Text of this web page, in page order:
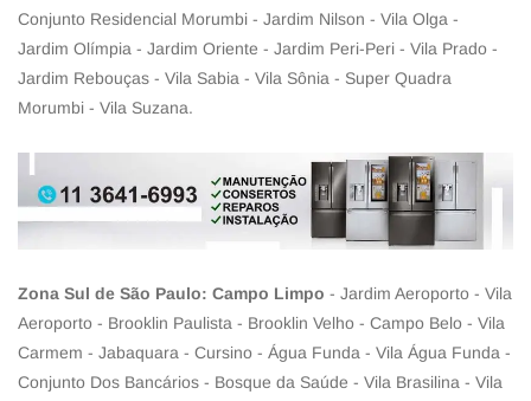
Conjunto Residencial Morumbi - Jardim Nilson - Vila Olga -
Jardim Olímpia - Jardim Oriente - Jardim Peri-Peri - Vila Prado -
Jardim Rebouças - Vila Sabia - Vila Sônia - Super Quadra
Morumbi - Vila Suzana.
Zona Sul de São Paulo: Campo Limpo - Jardim Aeroporto - Vila
Aeroporto - Brooklin Paulista - Brooklin Velho - Campo Belo - Vila
Carmem - Jabaquara - Cursino - Água Funda - Vila Água Funda -
Conjunto Dos Bancários - Bosque da Saúde - Vila Brasilina - Vila